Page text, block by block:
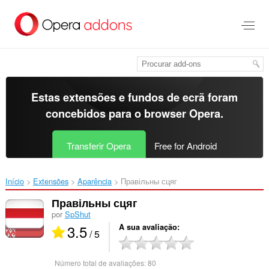
para
Estas extensões e fundos de ecrã foram
concebidos para o browser Opera.
Transferir Opera Free for Android
Início Extensões Aparência Правільны сцяг‎
Правільны сцяг
por SpShut
3.5/ 5 A sua avaliação
Número total de avaliações:80